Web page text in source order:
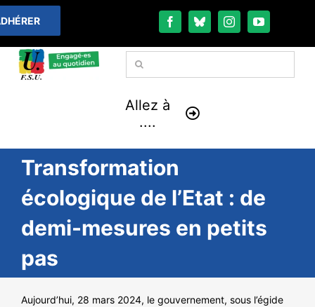
Passer
au
contenu
Rechercher:
Allez à
....
À LA UNE
THÉMATIQUES
LA VIE FÉDÉRALE
COMMUNIQUÉS
Transformation
écologique de l’Etat : de
demi-mesures en petits
pas
Aujourd’hui, 28 mars 2024, le gouvernement, sous l’égide